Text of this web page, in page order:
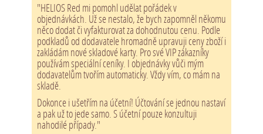
"HELIOS Red mi pomohl udělat pořádek v
objednávkách. Už se nestalo, že bych zapomněl někomu
něco dodat či vyfakturovat za dohodnutou cenu. Podle
podkladů od dodavatele hromadně upravuji ceny zboží i
zakládám nové skladové karty. Pro své VIP zákazníky
používám speciální ceníky. I objednávky vůči mým
dodavatelům tvořím automaticky. Vždy vím, co mám na
skladě.
Dokonce i ušetřím na účetní! Účtování se jednou nastaví
a pak už to jede samo. S účetní pouze konzultuji
nahodilé případy."